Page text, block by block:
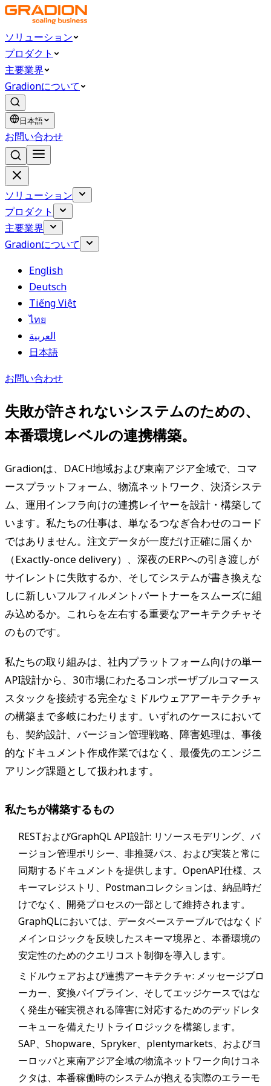
ソリューション
プロダクト
主要業界
Gradionについて
日本語
お問い合わせ
ソリューション
プロダクト
主要業界
Gradionについて
English
Deutsch
Tiếng Việt
ไทย
العربية
日本語
お問い合わせ
失敗が許されないシステムのための、
本番環境レベルの連携構築。
Gradionは、DACH地域および東南アジア全域で、コマ
ースプラットフォーム、物流ネットワーク、決済システ
ム、運用インフラ向けの連携レイヤーを設計・構築して
います。私たちの仕事は、単なるつなぎ合わせのコード
ではありません。注文データが一度だけ正確に届くか
（Exactly-once delivery）、深夜のERPへの引き渡しが
サイレントに失敗するか、そしてシステムが書き換えな
しに新しいフルフィルメントパートナーをスムーズに組
み込めるか。これらを左右する重要なアーキテクチャそ
のものです。
私たちの取り組みは、社内プラットフォーム向けの単一
API設計から、30市場にわたるコンポーザブルコマース
スタックを接続する完全なミドルウェアアーキテクチャ
の構築まで多岐にわたります。いずれのケースにおいて
も、契約設計、バージョン管理戦略、障害処理は、事後
的なドキュメント作成作業ではなく、最優先のエンジニ
アリング課題として扱われます。
私たちが構築するもの
RESTおよびGraphQL API設計: リソースモデリング、バ
ージョン管理ポリシー、非推奨パス、および実装と常に
同期するドキュメントを提供します。OpenAPI仕様、ス
キーマレジストリ、Postmanコレクションは、納品時だ
けでなく、開発プロセスの一部として維持されます。
GraphQLにおいては、データベーステーブルではなくド
メインロジックを反映したスキーマ境界と、本番環境の
安定性のためのクエリコスト制御を導入します。
ミドルウェアおよび連携アーキテクチャ: メッセージブロ
ーカー、変換パイプライン、そしてエッジケースではな
く発生が確実視される障害に対応するためのデッドレタ
ーキューを備えたリトライロジックを構築します。
SAP、Shopware、Spryker、plentymarkets、およびヨ
ーロッパと東南アジア全域の物流ネットワーク向けコネ
クタは、本番稼働時のシステムが抱える実際のエラーモ